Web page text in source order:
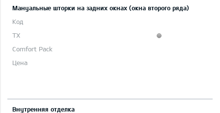
Мануальные шторки на задних окнах (окна второго ряда)
Bнутренняя отделка